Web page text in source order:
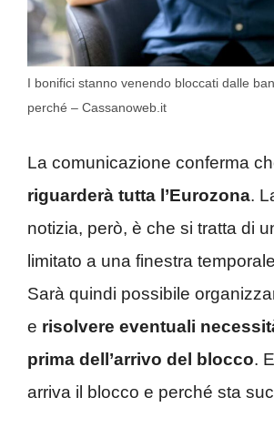
I bonifici stanno venendo bloccati dalle
perché – Cassanoweb.it
La comunicazione conferma
riguarderà tutta l’Eurozona.
notizia, però, è che si tratta di
limitato a una finestra
Sarà quindi possibile
e risolvere eventuali
prima dell’arrivo del blocco.
arriva il blocco e perché sta